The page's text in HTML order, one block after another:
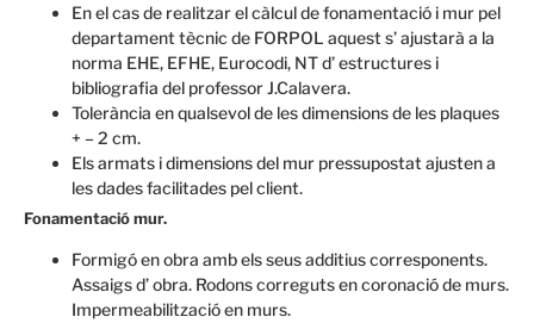
En el cas de realitzar el càlcul de fonamentació i mur pel
departament tècnic de FORPOL aquest s’ ajustarà a la
norma EHE, EFHE, Eurocodi, NT d’ estructures i
bibliografia del professor J.Calavera.
Tolerància en qualsevol de les dimensions de les plaques
+ – 2 cm.
Els armats i dimensions del mur pressupostat ajusten a
les dades facilitades pel client.
Fonamentació mur.
Formigó en obra amb els seus additius corresponents.
Assaigs d’ obra. Rodons correguts en coronació de murs.
Impermeabilització en murs.